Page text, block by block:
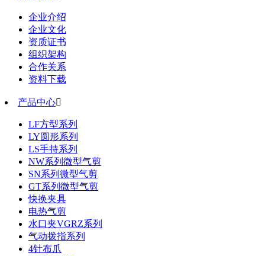
企业介绍
企业文化
资质证书
组织架构
合作关系
资料下载
产品中心
LF方型系列
LY圆形系列
LS手持系列
NW系列微型气剪
SN系列微型气剪
GT系列微型气剪
快换夹具
电热气剪
水口夹VGRZ系列
气动拨指系列
4针布爪